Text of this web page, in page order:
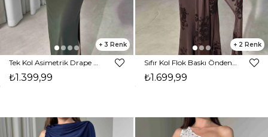
3
₺1.399,99
2
₺1.699,99